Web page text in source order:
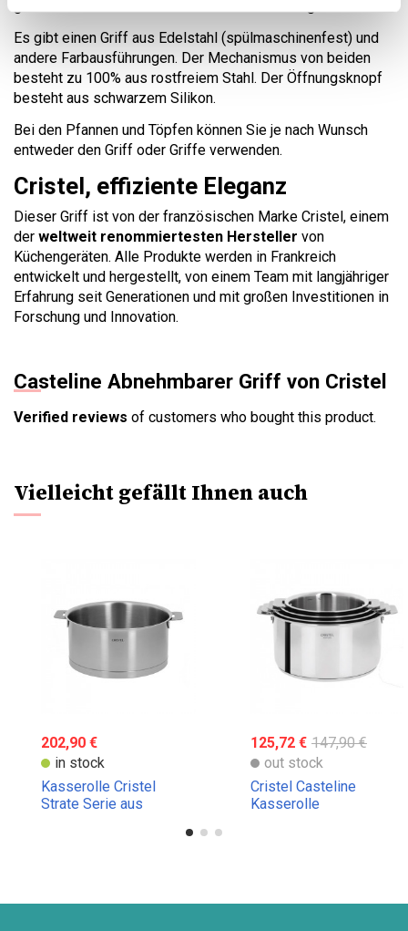
Es gibt einen Griff aus Edelstahl (spülmaschinenfest) und
andere Farbausführungen. Der Mechanismus von beiden
besteht zu 100% aus rostfreiem Stahl. Der Öffnungsknopf
besteht aus schwarzem Silikon.
Bei den Pfannen und Töpfen können Sie je nach Wunsch
entweder den Griff oder Griffe verwenden.
Cristel, effiziente Eleganz
Dieser Griff ist von der französischen Marke Cristel, einem
der weltweit renommiertesten Hersteller von
Küchengeräten. Alle Produkte werden in Frankreich
entwickelt und hergestellt, von einem Team mit langjähriger
Erfahrung seit Generationen und mit großen Investitionen in
Forschung und Innovation.
Casteline Abnehmbarer Griff von Cristel
Verified reviews of customers who bought this product.
Vielleicht gefällt Ihnen auch
202,90 €
in stock
Kasserolle Cristel
Strate Serie aus
125,72 € 147,90 €
out stock
Cristel Casteline
Kasserolle